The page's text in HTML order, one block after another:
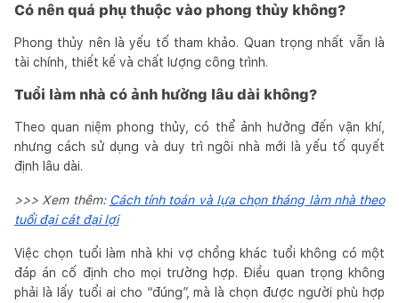
Có nên quá phụ thuộc vào phong thủy không?
Phong thủy nên là yếu tố tham khảo. Quan trọng nhất vẫn là
tài chính, thiết kế và chất lượng công trình.
Tuổi làm nhà có ảnh hưởng lâu dài không?
Theo quan niệm phong thủy, có thể ảnh hưởng đến vận khí,
nhưng cách sử dụng và duy trì ngôi nhà mới là yếu tố quyết
định lâu dài.
>>> Xem thêm: Cách tính toán và lựa chọn tháng làm nhà theo
tuổi đại cát đại lợi
Việc chọn tuổi làm nhà khi vợ chồng khác tuổi không có một
đáp án cố định cho mọi trường hợp. Điều quan trọng không
phải là lấy tuổi ai cho “đúng”, mà là chọn được người phù hợp